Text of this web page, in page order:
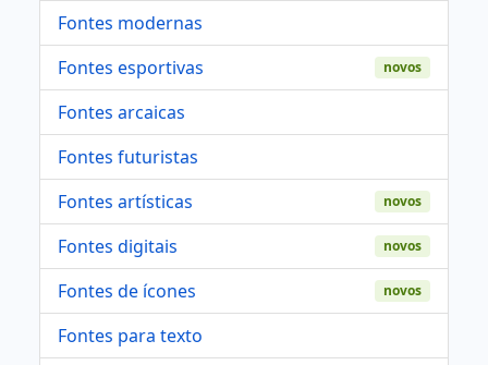
Fontes modernas
Fontes esportivas
novos
Fontes arcaicas
Fontes futuristas
Fontes artísticas
novos
Fontes digitais novos
Fontes de ícones novos
Fontes para texto